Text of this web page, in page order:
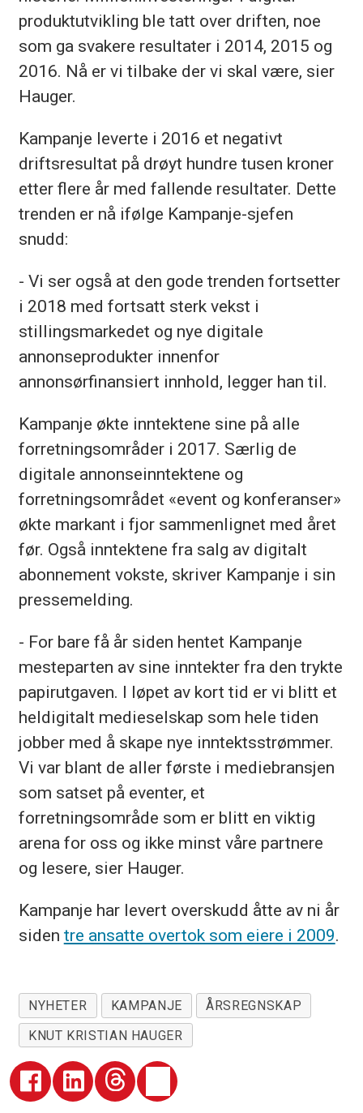
produktutvikling ble tatt over driften, noe
som ga svakere resultater i 2014, 2015 og
2016. Nå er vi tilbake der vi skal være, sier
Hauger.
Kampanje leverte i 2016 et negativt
driftsresultat på drøyt hundre tusen kroner
etter flere år med fallende resultater. Dette
trenden er nå ifølge Kampanje-sjefen
snudd:
- Vi ser også at den gode trenden fortsetter
i 2018 med fortsatt sterk vekst i
stillingsmarkedet og nye digitale
annonseprodukter innenfor
annonsørfinansiert innhold, legger han til.
Kampanje økte inntektene sine på alle
forretningsområder i 2017. Særlig de
digitale annonseinntektene og
forretningsområdet «event og konferanser»
økte markant i fjor sammenlignet med året
før. Også inntektene fra salg av digitalt
abonnement vokste, skriver Kampanje i sin
pressemelding.
- For bare få år siden hentet Kampanje
mesteparten av sine inntekter fra den trykte
papirutgaven. I løpet av kort tid er vi blitt et
heldigitalt medieselskap som hele tiden
jobber med å skape nye inntektsstrømmer.
Vi var blant de aller første i mediebransjen
som satset på eventer, et
forretningsområde som er blitt en viktig
arena for oss og ikke minst våre partnere
og lesere, sier Hauger.
Kampanje har levert overskudd åtte av ni år
siden tre ansatte overtok som eiere i 2009.
NYHETER KAMPANJE
ÅRSREGNSKAP
KNUT KRISTIAN HAUGER